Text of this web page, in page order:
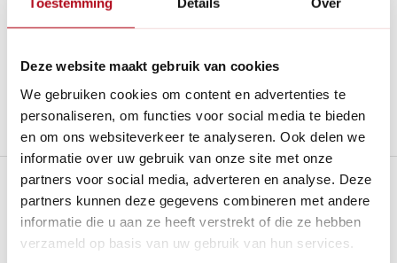
Deze website maakt gebruik van cookies
We gebruiken cookies om content en advertenties te
personaliseren, om functies voor social media te bieden
en om ons websiteverkeer te analyseren. Ook delen we
informatie over uw gebruik van onze site met onze
partners voor social media, adverteren en analyse. Deze
partners kunnen deze gegevens combineren met andere
informatie die u aan ze heeft verstrekt of die ze hebben
verzameld op basis van uw gebruik van hun services.
Groot transport:
De verzendkosten zijn €14,95 in
Al28 jaarde tuinspecialist voor tuinliefhebbers
Stel een vraag over dit product
Plus- en minpunten
Compleet met ren en nachthok
apart voedersysteem, vogels kunnen niet ontsnappen.